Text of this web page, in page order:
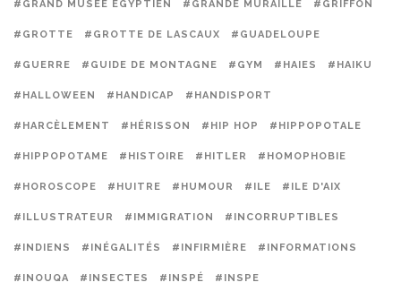
#GRAND MUSÉE ÉGYPTIEN #GRANDE MURAILLE #GRIFFON
#GROTTE #GROTTE DE LASCAUX #GUADELOUPE
#GUERRE #GUIDE DE MONTAGNE #GYM #HAIES #HAIKU
#HALLOWEEN #HANDICAP #HANDISPORT
#HARCÈLEMENT #HÉRISSON #HIP HOP #HIPPOPOTALE
#HIPPOPOTAME #HISTOIRE #HITLER #HOMOPHOBIE
#HOROSCOPE #HUITRE #HUMOUR #ILE #ILE D'AIX
#ILLUSTRATEUR #IMMIGRATION #INCORRUPTIBLES
#INDIENS #INÉGALITÉS #INFIRMIÈRE #INFORMATIONS
#INOUQA #INSECTES #INSPÉ #INSPE